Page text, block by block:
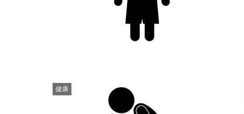
健康